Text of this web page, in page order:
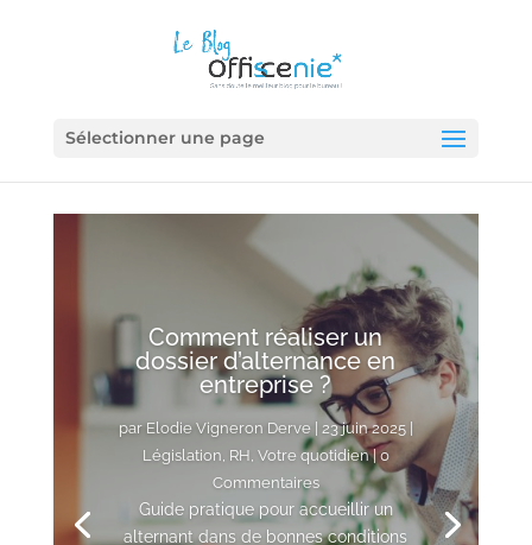
Sélectionner une page
Comment réaliser un
dossier d’alternance en
entreprise ?
par Elodie Vigneron Derve| 23 juin 2025|
Législation, RH, Votre quotidien| 0
Commentaires
Guide pratique pour accueillir un
alternant dans de bonnes conditions
Elodie Vigneron Derve
12 juin 2025
Tendances